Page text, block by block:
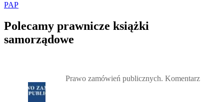
PAP
Polecamy prawnicze książki
samorządowe
Prawo zamówień publicznych. Komentarz